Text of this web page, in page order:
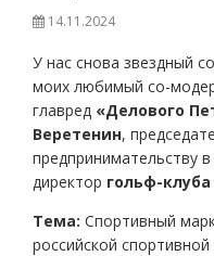
14.11.2024
У нас снова звездный
моих любимый со-
главред «Делового
Веретенин,
предпринимательству
директор гольф-
Тема: Спортивный
российской спортивной